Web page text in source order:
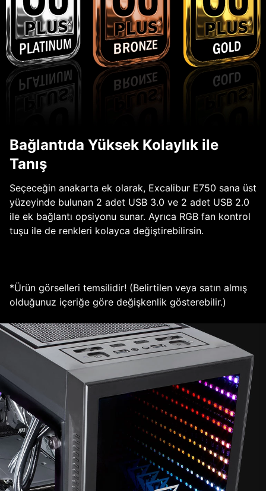
Bağlantıda Yüksek Kolaylık ile
Tanış
Seçeceğin anakarta ek olarak, Excalibur E750 sana üst
yüzeyinde bulunan 2 adet USB 3.0 ve 2 adet USB 2.0
ile ek bağlantı opsiyonu sunar. Ayrıca RGB fan kontrol
tuşu ile de renkleri kolayca değiştirebilirsin.
*Ürün görselleri temsilidir! (Belirtilen veya satın almış
olduğunuz içeriğe göre değişkenlik gösterebilir.)